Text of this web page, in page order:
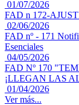
01/07/2026
FAD n 172-
02/06/2026
FAD nº - 171
Esenciales
04/05/2026
FAD Nº 170
¡LLEGAN LAS
01/04/2026
Ver más...